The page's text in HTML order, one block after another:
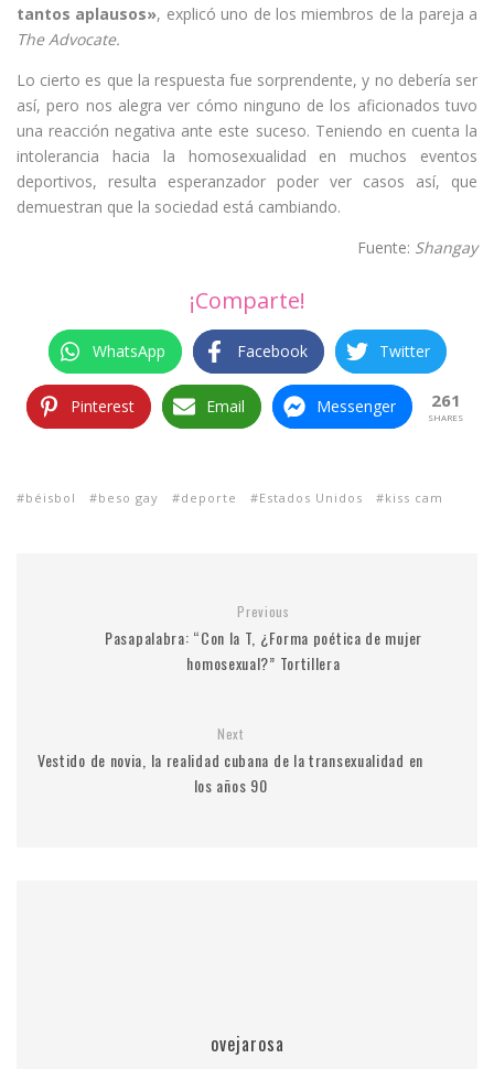
tantos aplausos», explicó uno de los miembros de la pareja a
The Advocate.
Lo cierto es que la respuesta fue sorprendente, y no debería ser
así, pero nos alegra ver cómo ninguno de los aficionados tuvo
una reacción negativa ante este suceso. Teniendo en cuenta la
intolerancia hacia la homosexualidad en muchos eventos
deportivos, resulta esperanzador poder ver casos así, que
demuestran que la sociedad está cambiando.
Fuente: Shangay
¡Comparte!
WhatsApp Facebook Twitter
Pinterest Email Messenger 261
SHARES
béisbol beso gay deporte Estados Unidos kiss cam
Previous
Pasapalabra: “Con la T, ¿Forma poética de mujer
homosexual?” Tortillera
Next
Vestido de novia, la realidad cubana de la transexualidad en
los años 90
ovejarosa